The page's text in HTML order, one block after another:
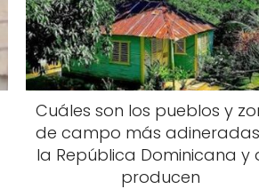
Cuáles son los pueblos y
de campo más
la República Dominicana y
producen